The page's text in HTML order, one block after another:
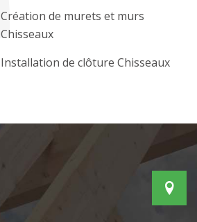
Création de murets et murs
Chisseaux
Installation de clôture Chisseaux